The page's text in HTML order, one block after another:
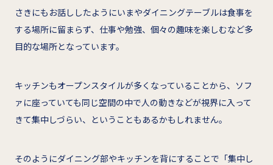
さきにもお話ししたようにいまやダイニングテーブルは食事を
する場所に留まらず、仕事や勉強、個々の趣味を楽しむなど多
目的な場所となっています。
キッチンもオープンスタイルが多くなっていることから、ソフ
ァに座っていても同じ空間の中で人の動きなどが視界に入って
きて集中しづらい、ということもあるかもしれません。
そのようにダイニング部やキッチンを背にすることで「集中し